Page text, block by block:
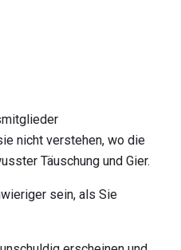
nicht verstehen, wo die
Täuschung und Gier.
sein, als Sie